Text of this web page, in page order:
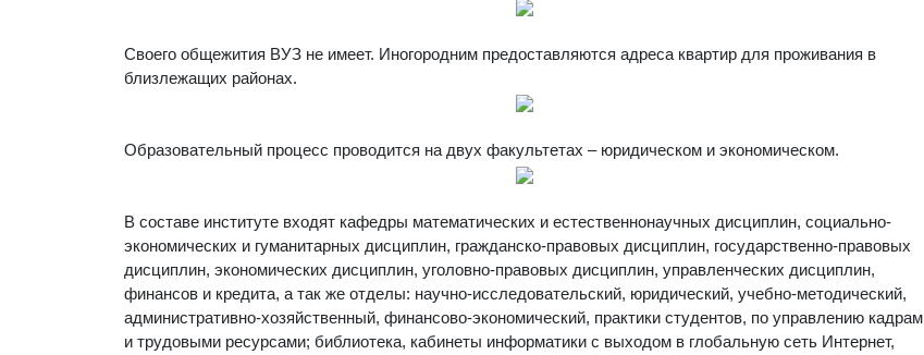
Своего общежития ВУЗ не имеет. Иногородним предоставляются адреса квартир для проживания в
близлежащих районах.
Образовательный процесс проводится на двух факультетах – юридическом и экономическом.
В составе институте входят кафедры математических и естественнонаучных дисциплин, социально-
экономических и гуманитарных дисциплин, гражданско-правовых дисциплин, государственно-правовых
дисциплин, экономических дисциплин, уголовно-правовых дисциплин, управленческих дисциплин,
финансов и кредита, а так же отделы: научно-исследовательский, юридический, учебно-методический,
административно-хозяйственный, финансово-экономический, практики студентов, по управлению кадрам
и трудовыми ресурсами; библиотека, кабинеты информатики с выходом в глобальную сеть Интернет,